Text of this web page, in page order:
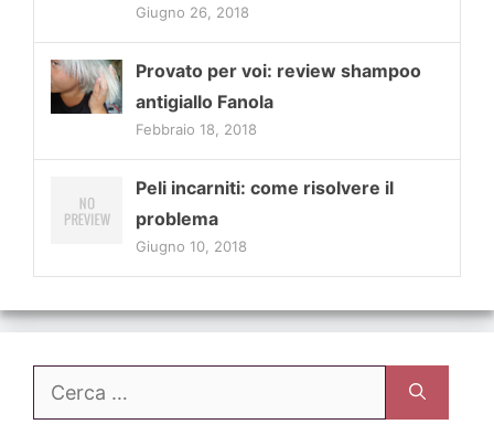
Giugno 26, 2018
Provato per voi: review shampoo
antigiallo Fanola
Febbraio 18, 2018
Peli incarniti: come risolvere il
problema
Giugno 10, 2018
Ricerca